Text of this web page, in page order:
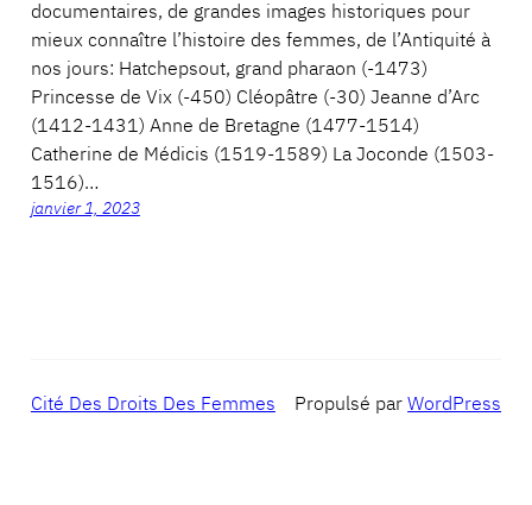
documentaires, de grandes images historiques pour
mieux connaître l’histoire des femmes, de l’Antiquité à
nos jours: Hatchepsout, grand pharaon (-1473)
Princesse de Vix (-450) Cléopâtre (-30) Jeanne d’Arc
(1412-1431) Anne de Bretagne (1477-1514)
Catherine de Médicis (1519-1589) La Joconde (1503-
1516)…
janvier 1, 2023
Cité Des Droits Des Femmes Propulsé parWordPress